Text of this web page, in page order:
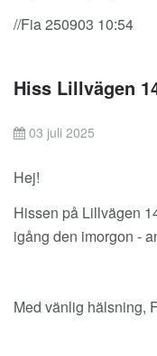
//Fia 250903 10:54
Hiss Lillvägen
03 juli 2025
Hej!
Hissen på Lillvägen
igång den imorgon -
Med vänlig hälsning,